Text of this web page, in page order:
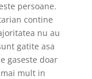
persoane.
contine
nu au
gatite asa
gaseste doar
mult in